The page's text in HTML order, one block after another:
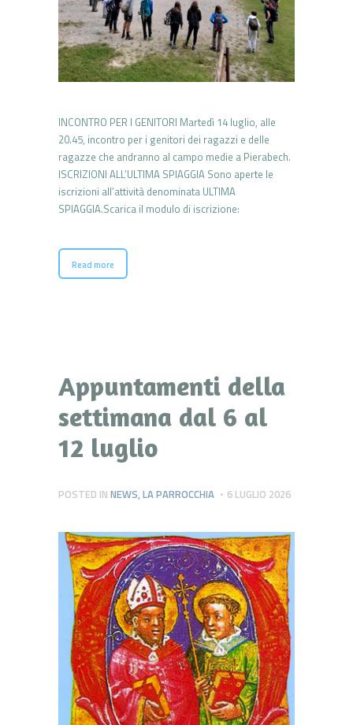
INCONTRO PER I GENITORI Martedì 14 luglio, alle
20.45, incontro per i genitori dei ragazzi e delle
ragazze che andranno al campo medie a Pierabech.
ISCRIZIONI ALL’ULTIMA SPIAGGIA Sono aperte le
iscrizioni all’attività denominata ULTIMA
SPIAGGIA.Scarica il modulo di iscrizione:
Read more
Appuntamenti della
settimana dal 6 al
12 luglio
POSTED IN NEWS,LA PARROCCHIA 6 LUGLIO 2026